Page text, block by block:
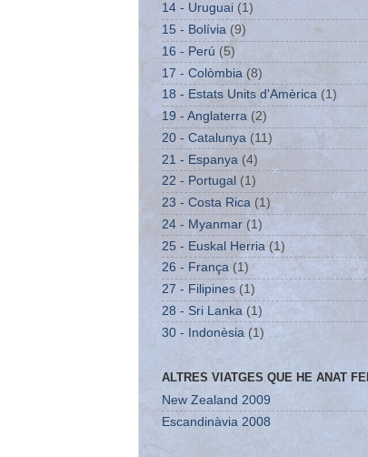
14 - Uruguai (1)
15 - Bolívia (9)
16 - Perú (5)
17 - Colòmbia (8)
18 - Estats Units d'Amèrica (1)
19 - Anglaterra (2)
20 - Catalunya (11)
21 - Espanya (4)
22 - Portugal (1)
23 - Costa Rica (1)
24 - Myanmar (1)
25 - Euskal Herria (1)
26 - França (1)
27 - Filipines (1)
28 - Sri Lanka (1)
30 - Indonèsia (1)
ALTRES VIATGES QUE HE ANAT
New Zealand 2009
Escandinàvia 2008